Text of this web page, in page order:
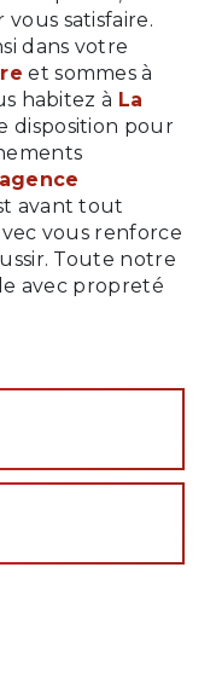
satisfaire.
dans votre
et sommes à
habitez à La
disposition pour
agence
avant tout
vous renforce
Toute notre
avec propreté